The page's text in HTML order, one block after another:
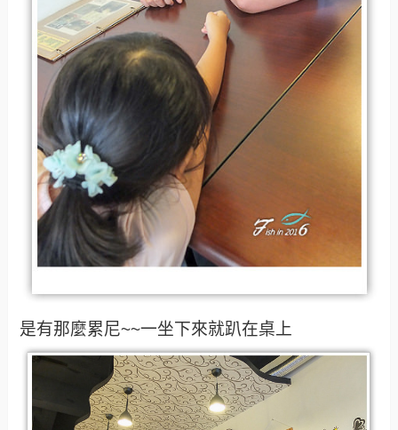
是有那麼累尼~~一坐下來就趴在桌上